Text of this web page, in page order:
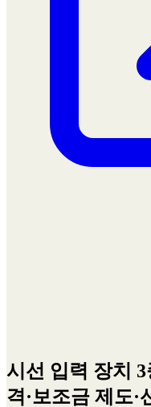
시선 입력 장치
격·보조금 제도·